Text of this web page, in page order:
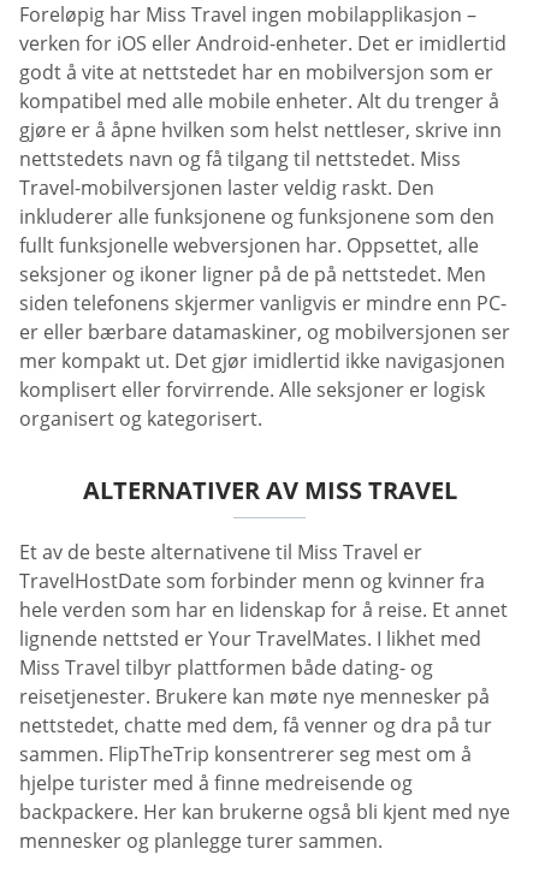
Foreløpig har Miss Travel ingen mobilapplikasjon –
verken for iOS eller Android-enheter. Det er imidlertid
godt å vite at nettstedet har en mobilversjon som er
kompatibel med alle mobile enheter. Alt du trenger å
gjøre er å åpne hvilken som helst nettleser, skrive inn
nettstedets navn og få tilgang til nettstedet. Miss
Travel-mobilversjonen laster veldig raskt. Den
inkluderer alle funksjonene og funksjonene som den
fullt funksjonelle webversjonen har. Oppsettet, alle
seksjoner og ikoner ligner på de på nettstedet. Men
siden telefonens skjermer vanligvis er mindre enn PC-
er eller bærbare datamaskiner, og mobilversjonen ser
mer kompakt ut. Det gjør imidlertid ikke navigasjonen
komplisert eller forvirrende. Alle seksjoner er logisk
organisert og kategorisert.
ALTERNATIVER AV MISS TRAVEL
Et av de beste alternativene til Miss Travel er
TravelHostDate som forbinder menn og kvinner fra
hele verden som har en lidenskap for å reise. Et annet
lignende nettsted er Your TravelMates. I likhet med
Miss Travel tilbyr plattformen både dating- og
reisetjenester. Brukere kan møte nye mennesker på
nettstedet, chatte med dem, få venner og dra på tur
sammen. FlipTheTrip konsentrerer seg mest om å
hjelpe turister med å finne medreisende og
backpackere. Her kan brukerne også bli kjent med nye
mennesker og planlegge turer sammen.